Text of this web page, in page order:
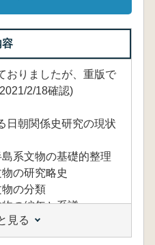
容
おりましたが、重版で
2/18確認)
朝関係史研究の現状
系文物の基礎的整理
の研究略史
の分類
の編年と系譜
統合編年と系譜関
見る